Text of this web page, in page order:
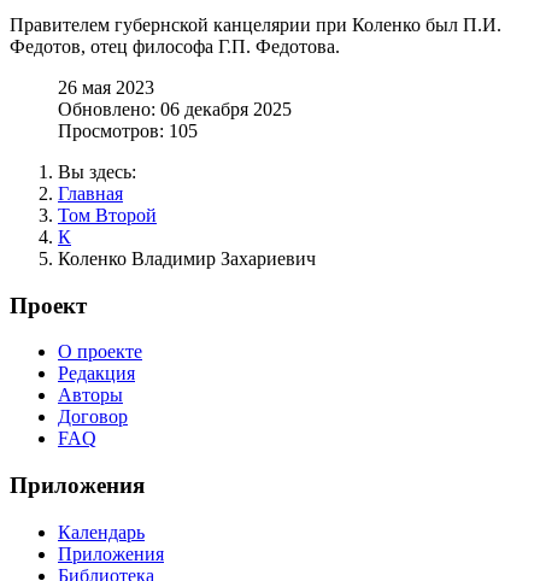
Правителем губернской канцелярии при Коленко был П.И.
Федотов, отец философа Г.П. Федотова.
26 мая 2023
Обновлено: 06 декабря 2025
Просмотров: 105
Вы здесь:
Главная
Том Второй
К
Коленко Владимир Захариевич
Проект
О проекте
Редакция
Авторы
Договор
FAQ
Приложения
Календарь
Приложения
Библиотека